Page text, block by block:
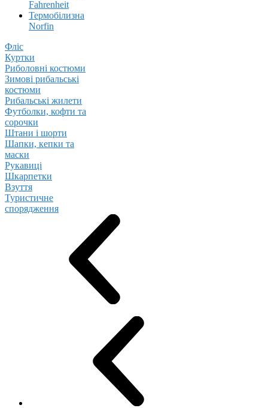
Fahrenheit
Термобілизна
Norfin
Фліс
Куртки
Риболовні костюми
Зимові рибальські
костюми
Рибальські жилети
Футболки, кофти та
сорочки
Штани і шорти
Шапки, кепки та
маски
Рукавиці
Шкарпетки
Взуття
Туристичне
спорядження